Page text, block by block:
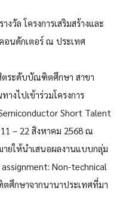
วัล โครงการเสริมสร้างและ
นดักเตอร์ ณ ประเทศ
ตระดับบัณฑิตศึกษา สาขา
างไปเข้าร่วมโครงการ
Short Talent
– 22 สิงหาคม 2568 ณ
ายให้นำเสนอผลงานแบบกลุ่ม
Non-technical
ศึกษาจากนานาประเทศที่มา